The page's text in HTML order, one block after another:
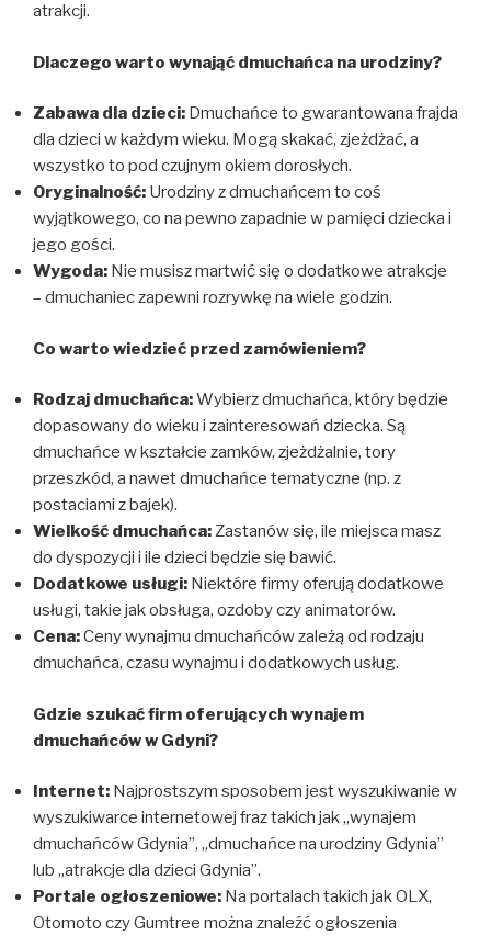
atrakcji.
Dlaczego warto wynająć dmuchańca na urodziny?
Zabawa dla dzieci: Dmuchańce to gwarantowana frajda
dla dzieci w każdym wieku. Mogą skakać, zjeżdżać, a
wszystko to pod czujnym okiem dorosłych.
Oryginalność: Urodziny z dmuchańcem to coś
wyjątkowego, co na pewno zapadnie w pamięci dziecka i
jego gości.
Wygoda: Nie musisz martwić się o dodatkowe atrakcje
– dmuchaniec zapewni rozrywkę na wiele godzin.
Co warto wiedzieć przed zamówieniem?
Rodzaj dmuchańca:Wybierz dmuchańca, który będzie
dopasowany do wieku i zainteresowań dziecka. Są
dmuchańce w kształcie zamków, zjeżdżalnie, tory
przeszkód, a nawet dmuchańce tematyczne (np. z
postaciami z bajek).
Wielkość dmuchańca:Zastanów się, ile miejsca masz
do dyspozycji i ile dzieci będzie się bawić.
Dodatkowe usługi: Niektóre firmy oferują dodatkowe
usługi, takie jak obsługa, ozdoby czy animatorów.
Cena:Ceny wynajmu dmuchańców zależą od rodzaju
dmuchańca, czasu wynajmu i dodatkowych usług.
Gdzie szukać firm oferujących wynajem
dmuchańców w Gdyni?
Internet: Najprostszym sposobem jest wyszukiwanie w
wyszukiwarce internetowej fraz takich jak „wynajem
dmuchańców Gdynia”, „dmuchańce na urodziny Gdynia”
lub „atrakcje dla dzieci Gdynia”.
Portale ogłoszeniowe: Na portalach takich jak OLX,
Otomoto czy Gumtree można znaleźć ogłoszenia